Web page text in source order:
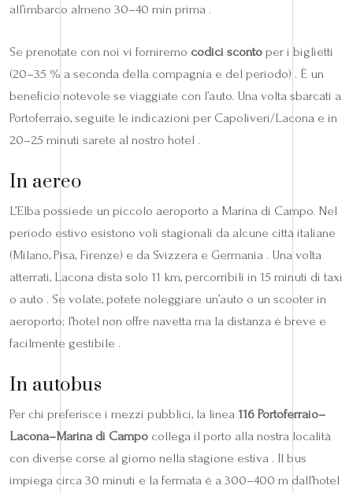
all’imbarco almeno 30–40 min prima .
Se prenotate con noi vi forniremo codici sconto per i biglietti
(20–35 % a seconda della compagnia e del periodo) . È un
beneficio notevole se viaggiate con l’auto. Una volta sbarcati a
Portoferraio, seguite le indicazioni per Capoliveri/Lacona e in
20–25 minuti sarete al nostro hotel .
In aereo
L’Elba possiede un piccolo aeroporto a Marina di Campo. Nel
periodo estivo esistono voli stagionali da alcune città italiane
(Milano, Pisa, Firenze) e da Svizzera e Germania . Una volta
atterrati, Lacona dista solo 11 km, percorribili in 15 minuti di taxi
o auto . Se volate, potete noleggiare un’auto o un scooter in
aeroporto; l’hotel non offre navetta ma la distanza è breve e
facilmente gestibile .
In autobus
Per chi preferisce i mezzi pubblici, la linea 116 Portoferraio–
Lacona–Marina di Campo collega il porto alla nostra località
con diverse corse al giorno nella stagione estiva . Il bus
impiega circa 30 minuti e la fermata è a 300–400 m dall’hotel